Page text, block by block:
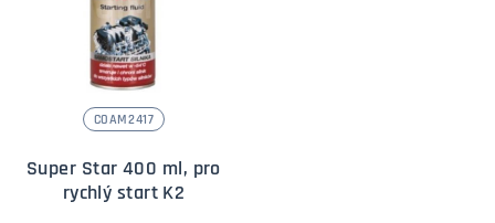
COAM2417
Super Star 400 ml, pro
rychlý start K2